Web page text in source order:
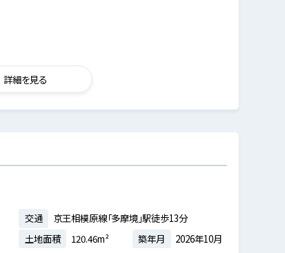
詳細を見る
交通
京王相模原線「多摩境」駅徒歩13分
土地面積 120.46m² 築年月 2026年10月